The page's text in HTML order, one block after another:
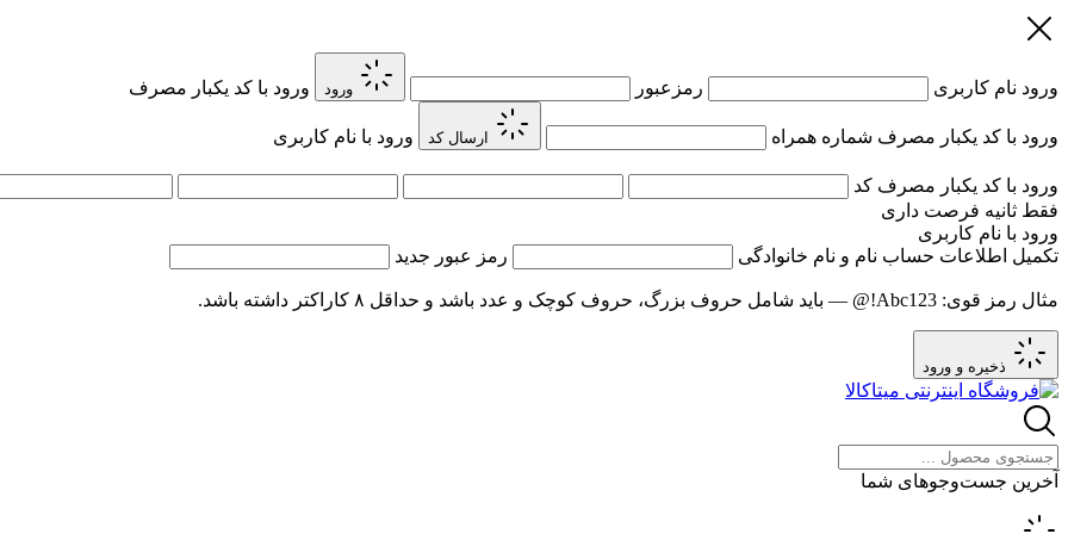
ورود نام کاربری رمزعبور ورود ورود با کد یکبار مصرف
ورود با کد یکبار مصرف شماره همراه ارسال کد ورود با نام کاربری
ورود با کد یکبار مصرف کد
فقط ثانیه فرصت داری
ورود با نام کاربری
تکمیل اطلاعات حساب نام و نام خانوادگی رمز عبور جدید
مثال رمز قوی: Abc123!@ — باید شامل حروف بزرگ، حروف کوچک و عدد باشد و حداقل ۸ کاراکتر داشته باشد.
ذخیره و ورود
آخرین جست‌وجوهای شما